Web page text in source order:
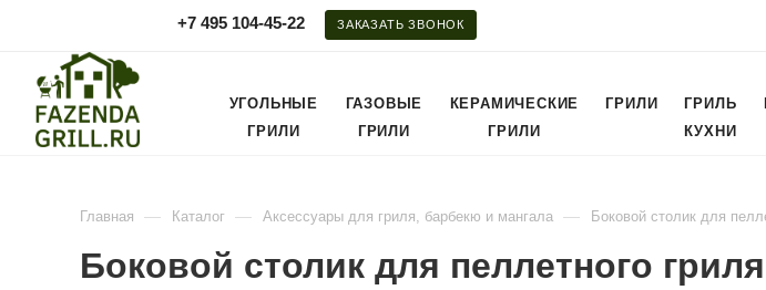
+7 495 104-45-22 ЗАКАЗАТЬ ЗВОНОК
УГОЛЬНЫЕ
ГРИЛИ
ГАЗОВЫЕ
ГРИЛИ
КЕРАМИЧЕСКИЕ
ГРИЛИ
ГРИЛИ
ГРИЛЬ
КУХНИ
Главная — Каталог — Аксессуары для гриля, барбекю и мангала — Боковой столик для
Боковой столик для пеллетного